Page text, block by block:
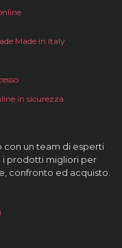
Made in Italy
in sicurezza
con un team di esperti
i prodotti migliori per
confronto ed acquisto.